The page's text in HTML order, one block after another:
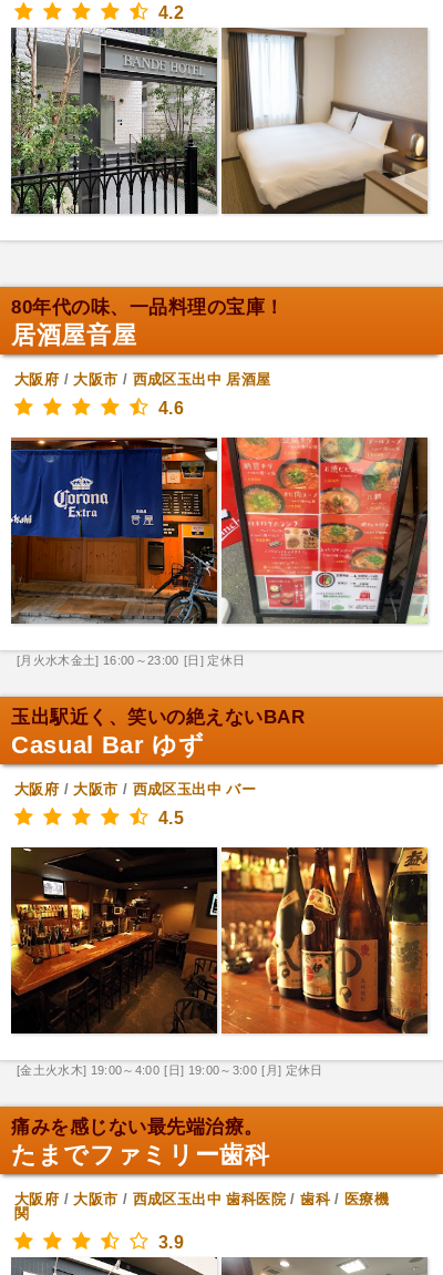
4.2
80年代の味、一品料理の宝庫！
居酒屋音屋
大阪府 /大阪市 / 西成区玉出中 居酒屋
4.6
[月火水木金土] 16:00～23:00 [日] 定休日
玉出駅近く、笑いの絶えないBAR
Casual Bar ゆず
大阪府 /大阪市 / 西成区玉出中 バー
4.5
[金土火水木] 19:00～4:00 [日] 19:00～3:00 [月] 定休日
痛みを感じない最先端治療。
たまでファミリー歯科
大阪府 /大阪市 / 西成区玉出中 歯科医院/歯科/ 医療機
関
3.9